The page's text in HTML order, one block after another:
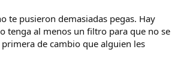
te pusieron demasiadas pegas. Hay
tenga al menos un filtro para que no se
de cambio que alguien les